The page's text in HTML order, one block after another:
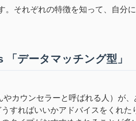
それぞれの特徴を知って、自分
データマッチング型」
カウンセラーと呼ばれる人）が
すればいいかアドバイスをくれた